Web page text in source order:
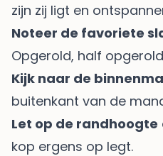
zijn zij ligt en
Noteer de favoriete
Opgerold, half
Kijk naar de
buitenkant van de
Let op de randhoogte
kop ergens op legt.